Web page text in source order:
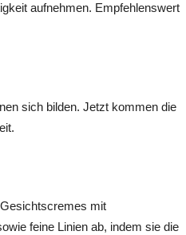
aufnehmen. Empfehlenswert
sich bilden. Jetzt kommen die
mit
feine Linien ab, indem sie die